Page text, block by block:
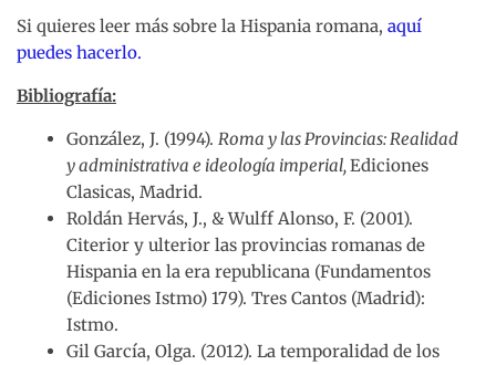
Si quieres leer más sobre la Hispania romana, aquí
puedes hacerlo.
Bibliografía:
González, J. (1994). Roma y las Provincias: Realidad
y administrativa e ideología imperial, Ediciones
Clasicas, Madrid.
Roldán Hervás, J., & Wulff Alonso, F. (2001).
Citerior y ulterior las provincias romanas de
Hispania en la era republicana (Fundamentos
(Ediciones Istmo) 179). Tres Cantos (Madrid):
Istmo.
Gil García, Olga. (2012). La temporalidad de los